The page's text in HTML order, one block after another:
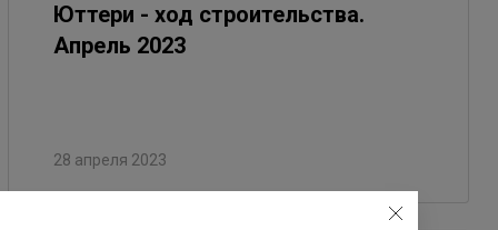
Юттери - ход строительства.
Апрель 2023
28 апреля 2023